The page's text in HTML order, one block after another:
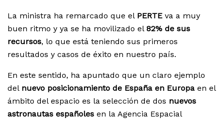
La ministra ha remarcado que el PERTE va a muy
buen ritmo y ya se ha movilizado el 82% de sus
recursos, lo que está teniendo sus primeros
resultados y casos de éxito en nuestro país.
En este sentido, ha apuntado que un claro ejemplo
del nuevo posicionamiento de España en Europa en el
ámbito del espacio es la selección de dos nuevos
astronautas españoles en la Agencia Espacial